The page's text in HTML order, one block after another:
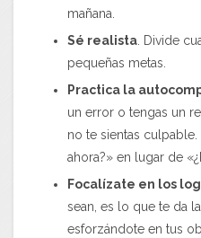
mañana.
Sé realista . Divide
pequeñas metas.
Practica la
un error o tengas un
no te sientas culpable.
ahora?» en lugar de
Focalízate en los
sean, es lo que te da
esforzándote en tus